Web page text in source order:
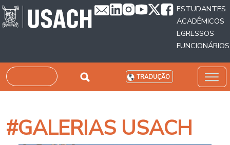
Passar para o conteúdo principal
ESTUDANTES
ACADÊMICOS
EGRESSOS
FUNCIONÁRIOS
Pesquisar TRADUÇÃO
#GALERIAS USACH